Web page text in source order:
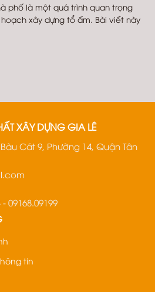
phố là một quá trình quan trọng
xây dựng tổ ấm. Bài viết này
XÂY DỰNG GIA LÊ
Cát 9, Phường 14, Quận Tân
09168.09199
tin